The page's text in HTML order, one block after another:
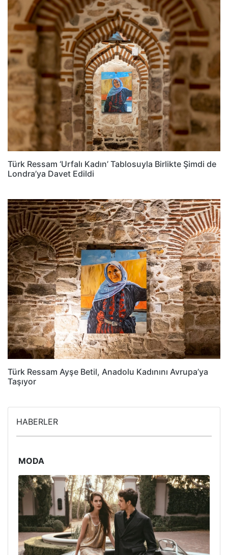
Türk Ressam ‘Urfalı Kadın’ Tablosuyla Birlikte Şimdi de
Londra’ya Davet Edildi
Türk Ressam Ayşe Betil, Anadolu Kadınını Avrupa’ya
Taşıyor
HABERLER
MODA